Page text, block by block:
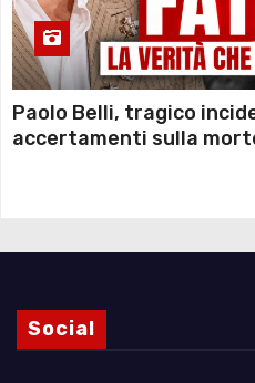
Paolo Belli, tragico
accertamenti sulla
Social